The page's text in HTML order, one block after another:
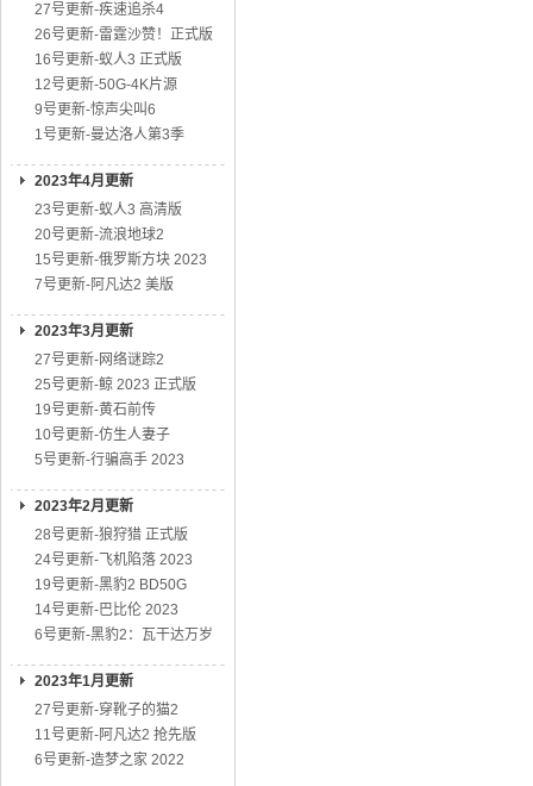
27号更新-疾速追杀4
26号更新-雷霆沙赞！正式版
16号更新-蚁人3 正式版
12号更新-50G-4K片源
9号更新-惊声尖叫6
1号更新-曼达洛人第3季
2023年4月更新
23号更新-蚁人3 高清版
20号更新-流浪地球2
15号更新-俄罗斯方块 2023
7号更新-阿凡达2 美版
2023年3月更新
27号更新-网络谜踪2
25号更新-鲸 2023 正式版
19号更新-黄石前传
10号更新-仿生人妻子
5号更新-行骗高手 2023
2023年2月更新
28号更新-狼狩猎 正式版
24号更新-飞机陷落 2023
19号更新-黑豹2 BD50G
14号更新-巴比伦 2023
6号更新-黑豹2：瓦干达万岁
2023年1月更新
27号更新-穿靴子的猫2
11号更新-阿凡达2 抢先版
6号更新-造梦之家 2022